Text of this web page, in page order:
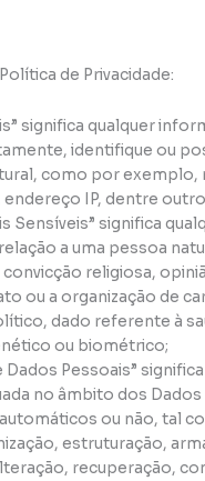
de Privacidade:
significa qualquer
identifique ou
como por exemplo,
IP, dentre
Sensíveis” significa
a uma pessoa
convicção religiosa,
ou a organização de
dado referente à
ou biométrico;
Pessoais”
no âmbito dos Dados
ou não, tal
estruturação,
recuperação,